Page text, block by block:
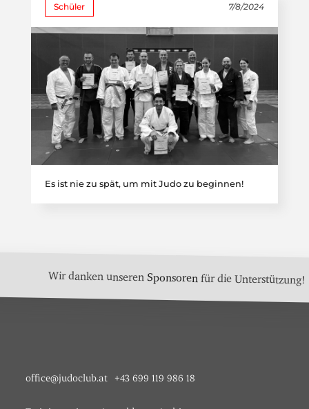
Schüler 7/8/2024
Es ist nie zu spät, um mit Judo zu beginnen!
Wir danken unseren Sponsoren für die Unterstützung!
office@judoclub.at +43 699 119 986 18